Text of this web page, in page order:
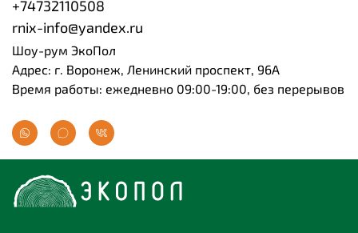
+74732110508
rnix-info@yandex.ru
Шоу-рум ЭкоПол
Адрес: г. Воронеж, Ленинский проспект, 96А
Время работы: ежедневно 09:00-19:00, без перерывов